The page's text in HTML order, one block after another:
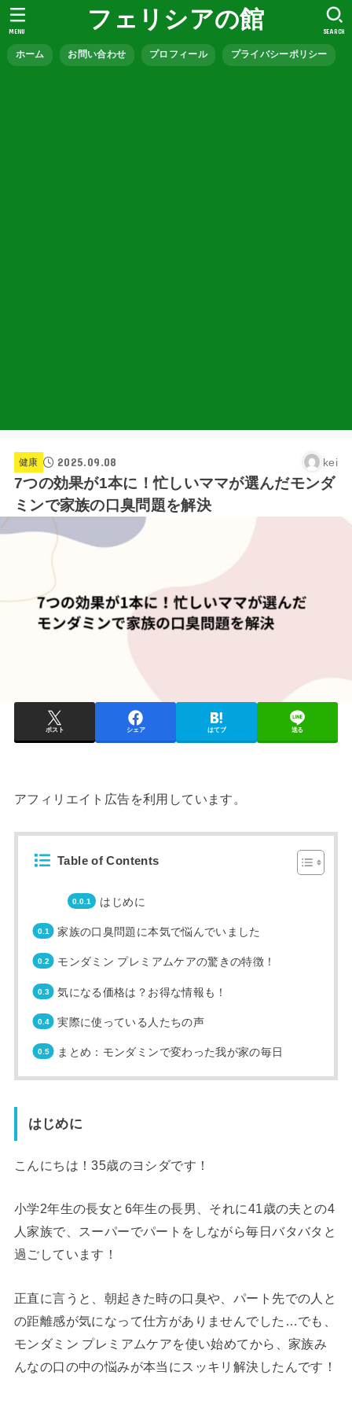
フェリシアの館
ホーム お問い合わせ プロフィール プライバシーポリシー
SEARCH
MENU
健康 2025.09.08 kei
7つの効果が1本に！忙しいママが選んだモンダ
ミンで家族の口臭問題を解決
ポスト シェア はてブ 送る
アフィリエイト広告を利用しています。
Table of Contents
はじめに
家族の口臭問題に本気で悩んでいました
モンダミン プレミアムケアの驚きの特徴！
気になる価格は？お得な情報も！
実際に使っている人たちの声
まとめ：モンダミンで変わった我が家の毎日
はじめに
こんにちは！35歳のヨシダです！
小学2年生の長女と6年生の長男、それに41歳の夫との4
人家族で、スーパーでパートをしながら毎日バタバタと
過ごしています！
正直に言うと、朝起きた時の口臭や、パート先での人と
の距離感が気になって仕方がありませんでした…でも、
モンダミン プレミアムケアを使い始めてから、家族み
んなの口の中の悩みが本当にスッキリ解決したんです！